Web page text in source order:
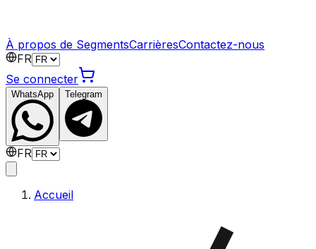
À propos de SegmentsCarrièresContactez-nous
FR
Se connecter
WhatsApp Telegram
FR
Accueil